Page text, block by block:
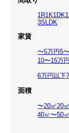
1R1K1DK
3SLDK
家賃
〜5万円5
10〜15万円
6万円以下
面積
〜20㎡ 20
40㎡〜50